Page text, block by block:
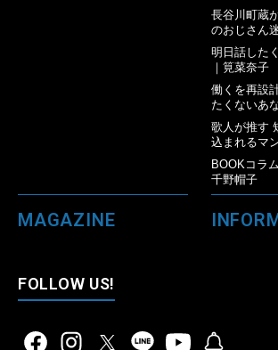
長谷川町蔵
のおじさん
明日話した
｜筧菜奈子
働くを再設
たくないあ
歌人が推す
込まれるマ
BOOKコラ
千野帽子
MAGAZINE
FOLLOW US!